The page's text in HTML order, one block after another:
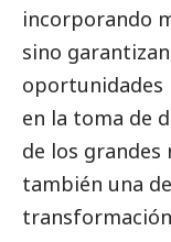
incorporando
sino
oportunidades
en la toma de
de los grandes
también una